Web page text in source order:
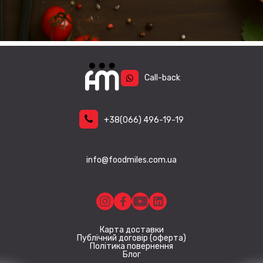
на
сторінці
товару
Call-back
+38(066) 496-19-19
info@foodmiles.com.ua
Карта доставки
Публічний договір (оферта)
Політика повернення
Блог